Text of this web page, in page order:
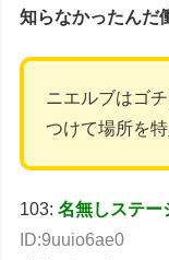
知らなかったんだ
ニエルブはゴ
つけて場所を
103:名無しステー
ID:9uuio6ae0